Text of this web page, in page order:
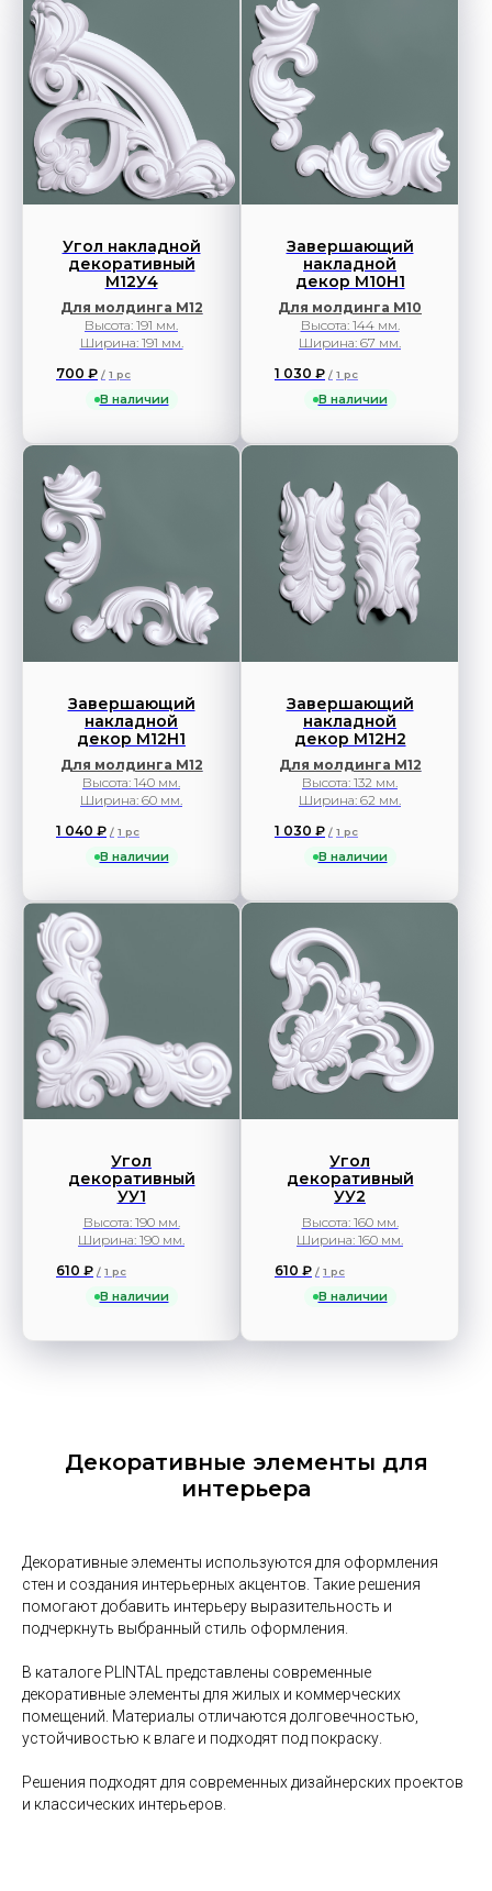
Угол накладной
декоративный
М12У4
Для молдинга М12
Высота: 191 мм.
Ширина: 191 мм.
700 ₽ / 1 pc
В наличии
Завершающий
накладной
декор М10Н1
Для молдинга М10
Высота: 144 мм.
Ширина: 67 мм.
1 030 ₽ / 1 pc
В наличии
Завершающий
накладной
декор М12Н1
Для молдинга М12
Высота: 140 мм.
Ширина: 60 мм.
1 040 ₽ / 1 pc
В наличии
Завершающий
накладной
декор М12Н2
Для молдинга М12
Высота: 132 мм.
Ширина: 62 мм.
1 030 ₽ / 1 pc
В наличии
Угол
декоративный
УУ1
Высота: 190 мм.
Ширина: 190 мм.
610 ₽ / 1 pc
В наличии
Угол
декоративный
УУ2
Высота: 160 мм.
Ширина: 160 мм.
610 ₽ / 1 pc
В наличии
Декоративные элементы для
интерьера
Декоративные элементы используются для оформления
стен и создания интерьерных акцентов. Такие решения
помогают добавить интерьеру выразительность и
подчеркнуть выбранный стиль оформления.
В каталоге PLINTAL представлены современные
декоративные элементы для жилых и коммерческих
помещений. Материалы отличаются долговечностью,
устойчивостью к влаге и подходят под покраску.
Решения подходят для современных дизайнерских проектов
и классических интерьеров.